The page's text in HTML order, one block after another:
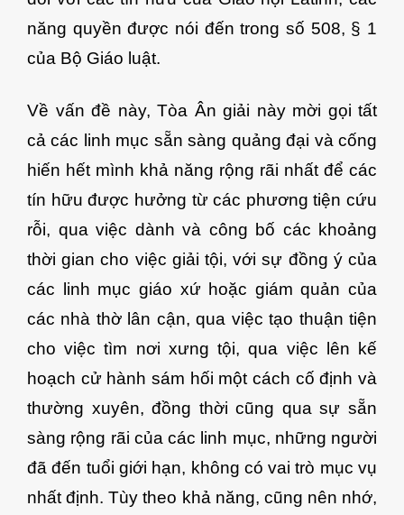
năng quyền được nói đến trong số 508, § 1
của Bộ Giáo luật.
Về vấn đề này, Tòa Ân giải này mời gọi tất
cả các linh mục sẵn sàng quảng đại và cống
hiến hết mình khả năng rộng rãi nhất để các
tín hữu được hưởng từ các phương tiện cứu
rỗi, qua việc dành và công bố các khoảng
thời gian cho việc giải tội, với sự đồng ý của
các linh mục giáo xứ hoặc giám quản của
các nhà thờ lân cận, qua việc tạo thuận tiện
cho việc tìm nơi xưng tội, qua việc lên kế
hoạch cử hành sám hối một cách cố định và
thường xuyên, đồng thời cũng qua sự sẵn
sàng rộng rãi của các linh mục, những người
đã đến tuổi giới hạn, không có vai trò mục vụ
nhất định. Tùy theo khả năng, cũng nên nhớ,